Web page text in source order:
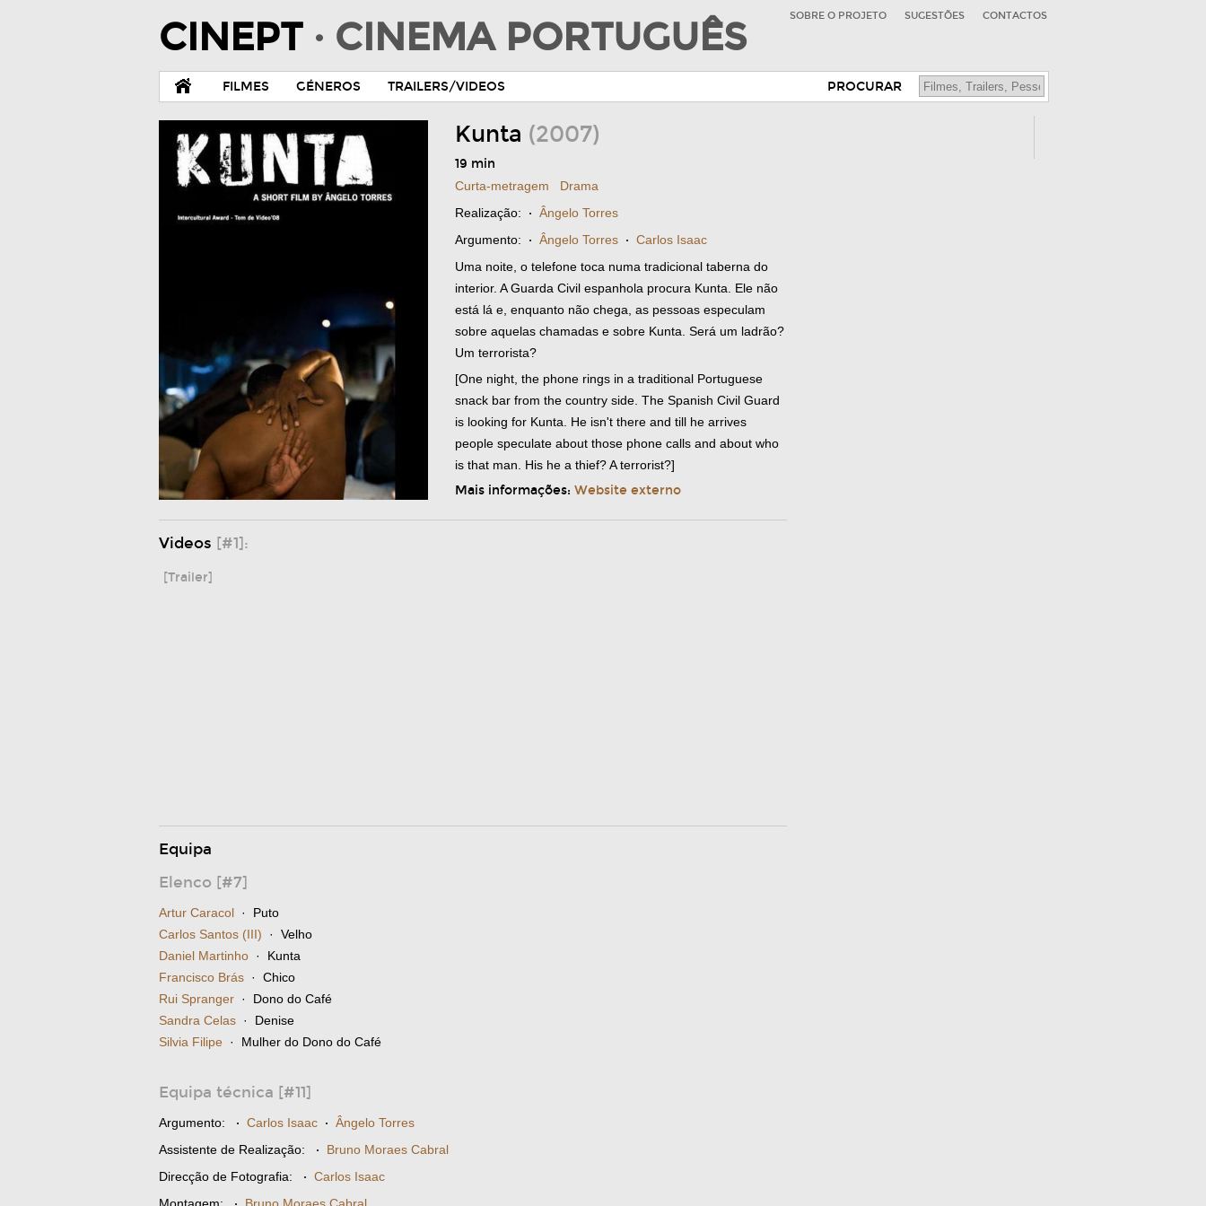
CINEPT · CINEMA PORTUGUÊS SOBRE O PROJETO SUGESTÕES CONTACTOS
FILMES GÉNEROS TRAILERS/VIDEOS PROCURAR
Kunta (2007)
19 min
Curta-metragem
Drama
Realização: · Ângelo Torres
Argumento: · Ângelo Torres · Carlos Isaac
Uma noite, o telefone toca numa tradicional taberna do
interior. A Guarda Civil espanhola procura Kunta. Ele não
está lá e, enquanto não chega, as pessoas especulam
sobre aquelas chamadas e sobre Kunta. Será um ladrão?
Um terrorista?
[One night, the phone rings in a traditional Portuguese
snack bar from the country side. The Spanish Civil Guard
is looking for Kunta. He isn't there and till he arrives
people speculate about those phone calls and about who
is that man. His he a thief? A terrorist?]
Mais informações: Website externo
Videos [#1]:
[Trailer]
Equipa
Elenco [#7]
Artur Caracol · Puto
Carlos Santos (III) · Velho
Daniel Martinho · Kunta
Francisco Brás · Chico
Rui Spranger · Dono do Café
Sandra Celas · Denise
Silvia Filipe · Mulher do Dono do Café
Equipa técnica [#11]
Argumento: · Carlos Isaac · Ângelo Torres
Assistente de Realização: · Bruno Moraes Cabral
Direcção de Fotografia: · Carlos Isaac